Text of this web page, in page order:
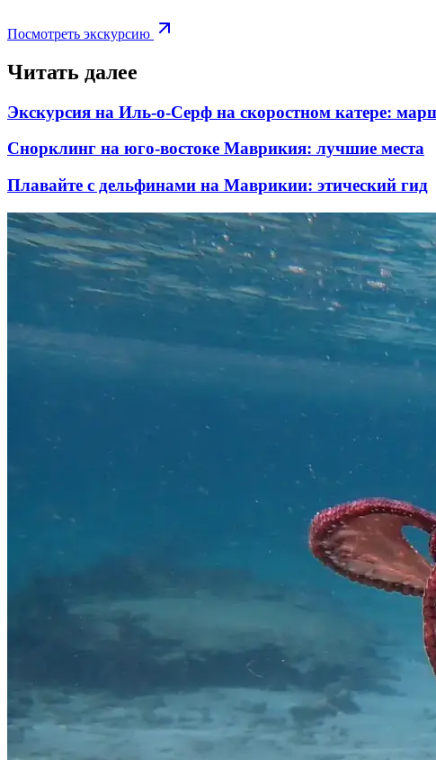
Посмотреть экскурсию
Читать далее
Экскурсия на Иль-о-Серф на скоростном катере:
Снорклинг на юго-востоке Маврикия: лучшие места
Плавайте с дельфинами на Маврикии: этический гид